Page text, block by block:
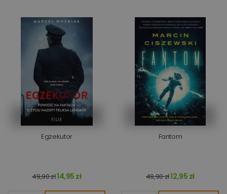
Egzekutor
49,90 zł14,95 zł
Fantom
49,90 zł12,95 zł